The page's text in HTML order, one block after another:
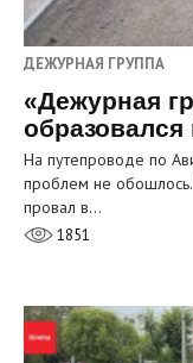
ДЕЖУРНАЯ ГРУППА
«Дежурная
образовался
На путепроводе по
проблем не
провал в…
1851